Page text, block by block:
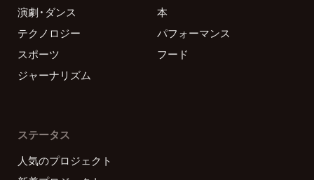
演劇・ダンス
本
テクノロジー
パフォーマンス
スポーツ
フード
ジャーナリズム
ステータス
人気のプロジェクト